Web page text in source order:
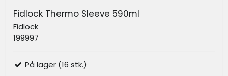
Fidlock Thermo Sleeve 590ml
Fidlock
199997
På lager (16 stk.)